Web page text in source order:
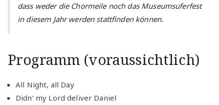
dass weder die Chormeile noch das Museumsuferfest
in diesem Jahr werden stattfinden können.
Programm (voraussichtlich)
All Night, all Day
Didn‘ my Lord deliver Daniel